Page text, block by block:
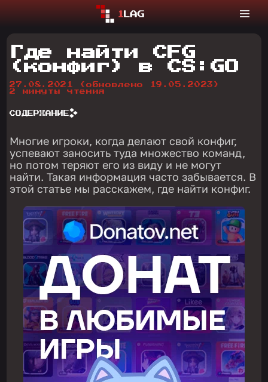
Где найти CFG
(конфиг) в CS:GO
27.08.2021
(обновлено 19.05.2023)
2 минуты чтения
СОДЕРЖАНИЕ
Многие игроки, когда делают свой конфиг,
успевают заносить туда множество команд,
но потом теряют его из виду и не могут
найти. Такая информация часто забывается. В
этой статье мы расскажем, где найти конфиг.